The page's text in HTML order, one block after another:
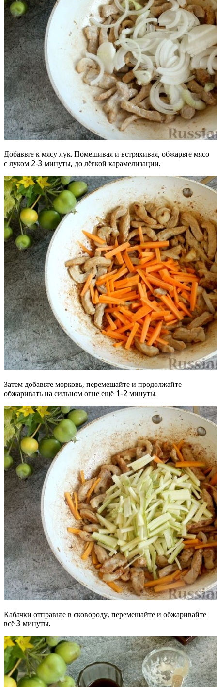
Добавьте к мясу лук. Помешивая и встряхивая, обжарьте мясо
с луком 2-3 минуты, до лёгкой карамелизации.
Затем добавьте морковь, перемешайте и продолжайте
обжаривать на сильном огне ещё 1-2 минуты.
Кабачки отправьте в сковороду, перемешайте и обжаривайте
всё 3 минуты.